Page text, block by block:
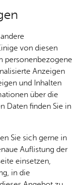
von diesen
personenbezogene
Anzeigen
und Inhalten
über die
Daten finden Sie in
Sie sich gerne in
Auflistung der
einsetzen,
in die